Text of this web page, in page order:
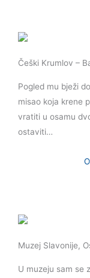
Češki Krumlov –
Pogled mu bježi
misao koja krene
vratiti u osamu
ostaviti…
Muzej Slavonije,
U muzeju sam se